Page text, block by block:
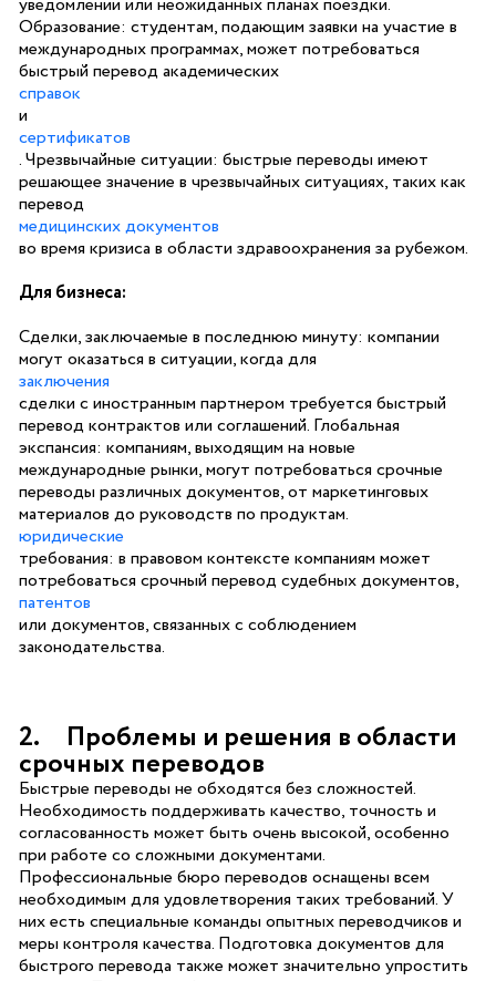
уведомлении или неожиданных планах поездки.
Образование: студентам, подающим заявки на участие в
международных программах, может потребоваться
быстрый перевод академических
справок
и
сертификатов
. Чрезвычайные ситуации: быстрые переводы имеют
решающее значение в чрезвычайных ситуациях, таких как
перевод
медицинских документов
во время кризиса в области здравоохранения за рубежом.
Для бизнеса:
Сделки, заключаемые в последнюю минуту: компании
могут оказаться в ситуации, когда для
заключения
сделки с иностранным партнером требуется быстрый
перевод контрактов или соглашений. Глобальная
экспансия: компаниям, выходящим на новые
международные рынки, могут потребоваться срочные
переводы различных документов, от маркетинговых
материалов до руководств по продуктам.
юридические
требования: в правовом контексте компаниям может
потребоваться срочный перевод судебных документов,
патентов
или документов, связанных с соблюдением
законодательства.
2. Проблемы и решения в области
срочных переводов
Быстрые переводы не обходятся без сложностей.
Необходимость поддерживать качество, точность и
согласованность может быть очень высокой, особенно
при работе со сложными документами.
Профессиональные бюро переводов оснащены всем
необходимым для удовлетворения таких требований. У
них есть специальные команды опытных переводчиков и
меры контроля качества. Подготовка документов для
быстрого перевода также может значительно упростить